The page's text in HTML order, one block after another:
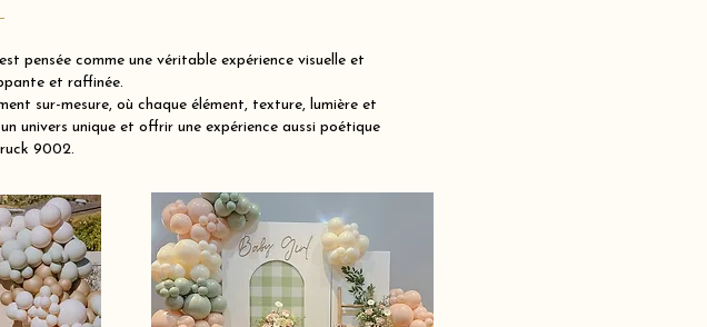
pensée comme une véritable expérience visuelle et
et raffinée.
sur-mesure, où chaque élément, texture, lumière et
univers unique et offrir une expérience aussi poétique
9002.